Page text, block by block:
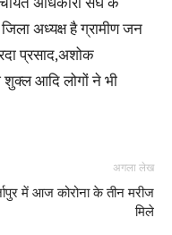
अध्यक्ष है ग्रामीण जन
प्रसाद,अशोक
आदि लोगों ने भी
अगला लेख
में आज कोरोना के तीन मरीज
मिले